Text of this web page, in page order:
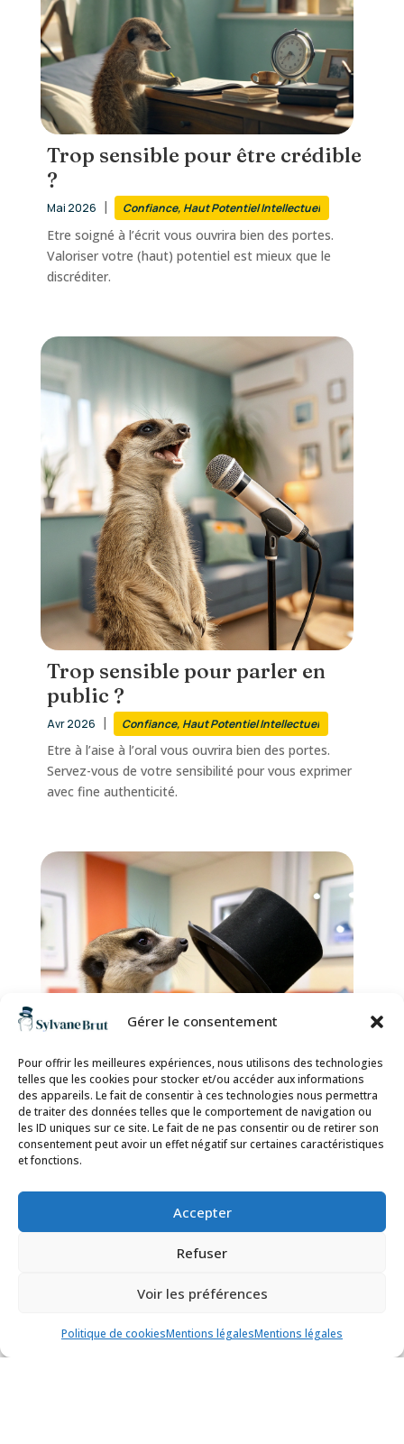
Gérer le consentement
Pour offrir les meilleures expériences, nous utilisons des technologies
telles que les cookies pour stocker et/ou accéder aux informations
des appareils. Le fait de consentir à ces technologies nous permettra
de traiter des données telles que le comportement de navigation ou
les ID uniques sur ce site. Le fait de ne pas consentir ou de retirer son
consentement peut avoir un effet négatif sur certaines caractéristiques
et fonctions.
Accepter
Refuser
Voir les préférences
Politique de cookiesMentions légalesMentions légales
Trop sensible pour être crédible
?
Mai 2026 | Confiance, Haut Potentiel Intellectuel
Etre soigné à l’écrit vous ouvrira bien des portes.
Valoriser votre (haut) potentiel est mieux que le
discréditer.
Trop sensible pour parler en
public ?
Avr 2026 | Confiance, Haut Potentiel Intellectuel
Etre à l’aise à l’oral vous ouvrira bien des portes.
Servez-vous de votre sensibilité pour vous exprimer
avec fine authenticité.
Trop sensible pour vous
|
professionnelle et relationnelle, gage de respect, de